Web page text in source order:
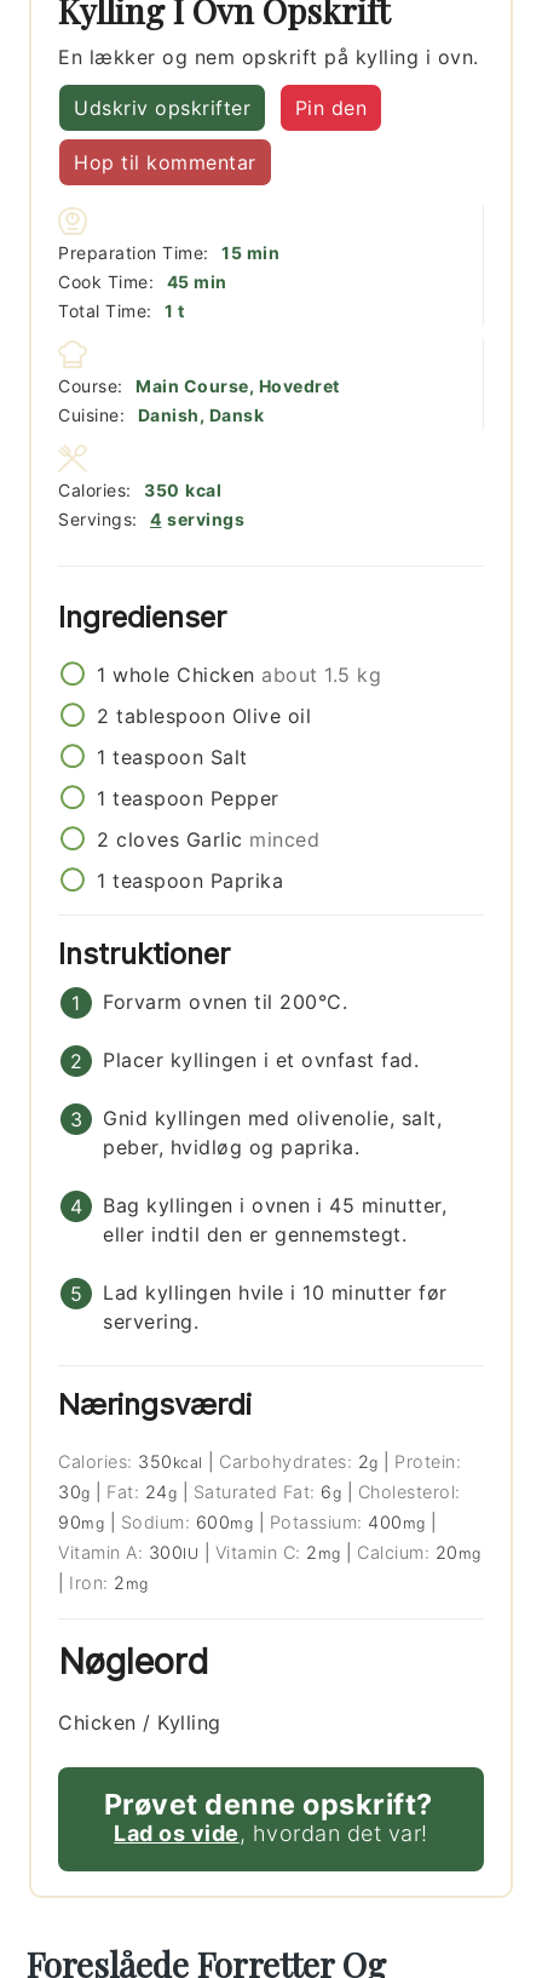
Kylling I Ovn Opskrift
En lækker og nem opskrift på kylling i ovn.
Udskriv opskrifter Pin den
Hop til kommentar
Preparation Time: 15minutter
min
Cook Time:
45minutter
min
Total Time:
1 time
t
Course:
Main Course, Hovedret
Cuisine:
Danish, Dansk
Servings: 4 servings
Calories: 350 kcal
Ingredienser
1 whole Chicken about 1.5 kg
2 tablespoon Olive oil
1 teaspoon Salt
1 teaspoon Pepper
2 cloves Garlic minced
1 teaspoon Paprika
Instruktioner
Forvarm ovnen til 200°C.
Placer kyllingen i et ovnfast fad.
Gnid kyllingen med olivenolie, salt,
peber, hvidløg og paprika.
Bag kyllingen i ovnen i 45 minutter,
eller indtil den er gennemstegt.
Lad kyllingen hvile i 10 minutter før
servering.
Næringsværdi
Calories: 350 kcal Carbohydrates: 2g
Protein:
30g Fat: 24g Saturated Fat: 6g
Cholesterol:
90mg Sodium: 600mg Potassium: 400 mg
Vitamin A: 300IU Vitamin C: 2 mg Calcium: 20 mg
Iron: 2 mg
Nøgleord
Chicken / Kylling
Prøvet denne opskrift?
Lad os vide, hvordan det var!
Foreslåede Forretter Og